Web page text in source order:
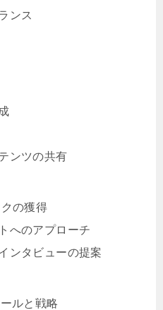
ンス
ンツの共有
の獲得
へのアプローチ
ンタビューの提案
ルと戦略